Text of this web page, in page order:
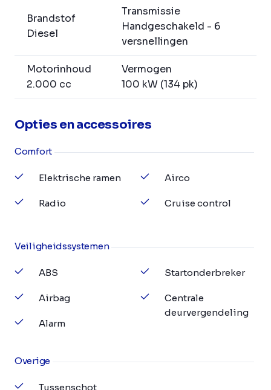
Brandstof
Diesel
Transmissie
Handgeschakeld - 6
versnellingen
Motorinhoud
2.000 cc
Vermogen
100 kW (134 pk)
Opties en accessoires
Comfort
Elektrische ramen
Radio
Airco
Cruise control
Veiligheidssystemen
ABS
Airbag
Alarm
Startonderbreker
Centrale
deurvergendeling
Overige
Tussenschot